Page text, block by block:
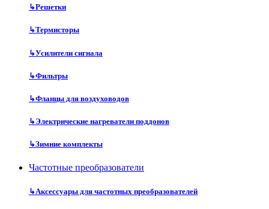
↳Решетки
↳Термисторы
↳Усилители сигнала
↳Фильтры
↳Фланцы для воздуховодов
↳Электрические нагреватели поддонов
↳Зимние комплекты
Частотные преобразователи
↳Аксессуары для частотных преобразователей